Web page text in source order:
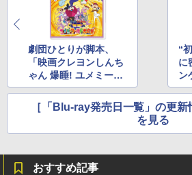
劇団ひとりが脚本、
「映画クレヨンしんち
ゃん 爆睡! ユメミーワ
ールド大突撃」など19
“
に
ン
ト
べ
［「Blu-ray発売日一覧」の更
を見る
おすすめ記事